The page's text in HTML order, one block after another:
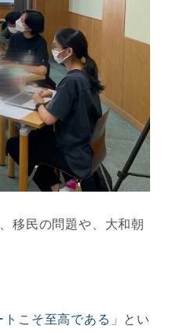
移民の問題や、大和朝
トこそ至高である 」とい